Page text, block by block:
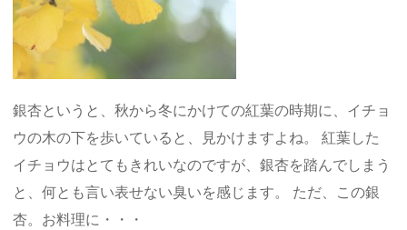
銀杏というと、秋から冬にかけての紅葉の時期に、イチョ
ウの木の下を歩いていると、見かけますよね。 紅葉した
イチョウはとてもきれいなのですが、銀杏を踏んでしまう
と、何とも言い表せない臭いを感じます。 ただ、この銀
杏。お料理に・・・